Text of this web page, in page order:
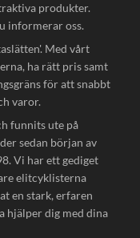
produkter.
informerar oss.
Med vårt
ha rätt pris samt
för att snabbt
varor.
funnits ute på
sedan början av
Vi har ett gediget
elitcyklisterna
en stark, erfaren
hjälper dig med dina